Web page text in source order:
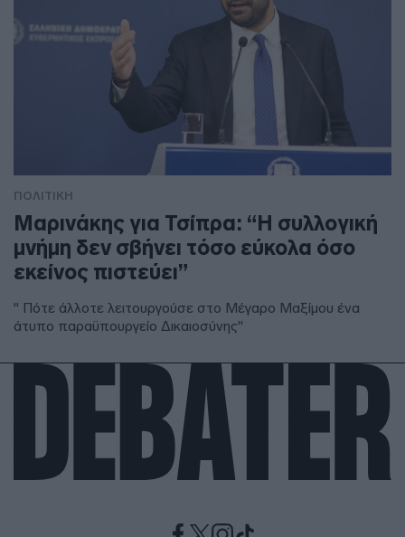
ΠΟΛΙΤΙΚΗ
Μαρινάκης για Τσίπρα: “Η συλλογική
μνήμη δεν σβήνει τόσο εύκολα όσο
εκείνος πιστεύει”
" Πότε άλλοτε λειτουργούσε στο Μέγαρο Μαξίμου ένα
άτυπο παραϋπουργείο Δικαιοσύνης"